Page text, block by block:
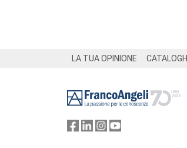
LA TUA OPINIONE CATALOGHI